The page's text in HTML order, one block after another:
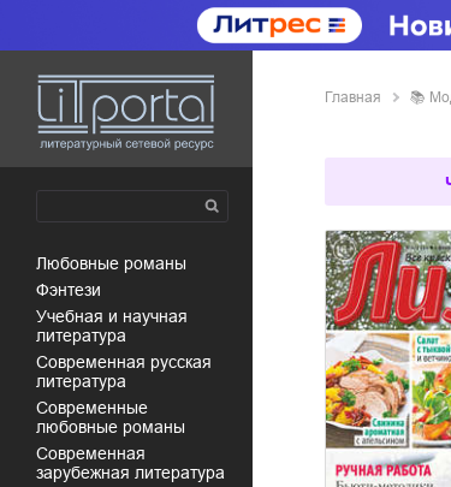
любовные романы
фэнтези
учебная и научная
литература
современная русская
литература
современные
любовные романы
современная
зарубежная литература
Главная 📚